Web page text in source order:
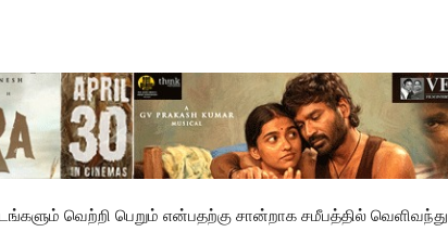
வெற்றி பெறும் என்பதற்கு சான்றாக சமீபத்தில் வெளிவந்து